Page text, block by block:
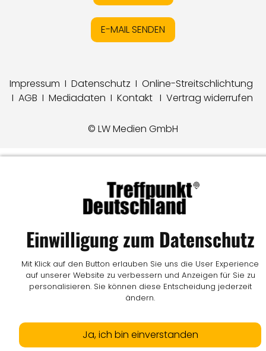
E-MAIL SENDEN
Impressum I Datenschutz I Online-Streitschlichtung
I AGB I Mediadaten I Kontakt I Vertrag widerrufen
© LW Medien GmbH
Einwilligung zum Datenschutz
Mit Klick auf den Button erlauben Sie uns die User Experience
auf unserer Website zu verbessern und Anzeigen für Sie zu
personalisieren. Sie können diese Entscheidung jederzeit
ändern.
Ja, ich bin einverstanden